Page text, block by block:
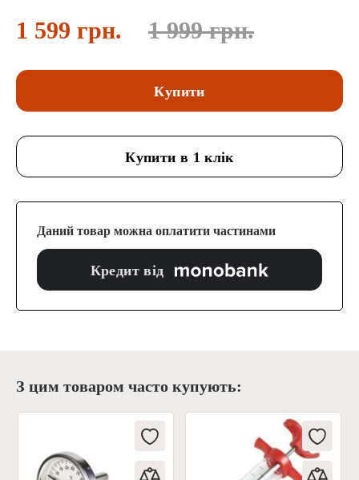
1 599 грн. 1 999 грн.
Купити
Купити в 1 клік
Даний товар можна оплатити частинами
Кредит від
З цим товаром часто купують: